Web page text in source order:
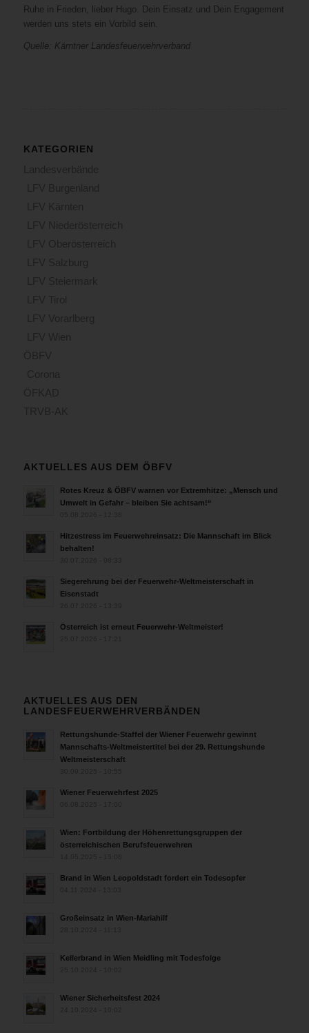
Ruhe in Frieden, lieber Hugo. Dein Einsatz und Dein Engagement
werden uns stets ein Vorbild sein.
Quelle: Kärntner Landesfeuerwehrverband
KATEGORIEN
AKTUELLES AUS DEM ÖBFV
Rotes Kreuz & ÖBFV warnen vor Extremhitze: „Mensch und
Umwelt in Gefahr – bleiben Sie achtsam!“
Hitzestress im Feuerwehreinsatz: Die Mannschaft im Blick
behalten!
Siegerehrung bei der Feuerwehr-Weltmeisterschaft in
Eisenstadt
Österreich ist erneut Feuerwehr-Weltmeister!
AKTUELLES AUS DEN
LANDESFEUERWEHRVERBÄNDEN
Rettungshunde-Staffel der Wiener Feuerwehr gewinnt
Mannschafts-Weltmeistertitel bei der 29. Rettungshunde
Weltmeisterschaft
Wiener Feuerwehrfest 2025
Wien: Fortbildung der Höhenrettungsgruppen der
österreichischen Berufsfeuerwehren
Brand in Wien Leopoldstadt fordert ein Todesopfer
Großeinsatz in Wien-Mariahilf
Kellerbrand in Wien Meidling mit Todesfolge
Wiener Sicherheitsfest 2024